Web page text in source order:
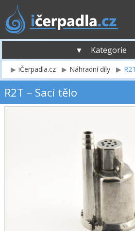
▼ Kategorie
iČerpadla.cz Náhradní díly
R2T – Sací tělo